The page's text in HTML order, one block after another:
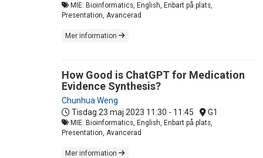
MIE: Bioinformatics, English, Enbart på plats,
Presentation, Avancerad
Mer information
How Good is ChatGPT for Medication
Evidence Synthesis?
Chunhua Weng
Tisdag 23 maj 2023 11:30 - 11:45 G1
MIE: Bioinformatics, English, Enbart på plats,
Presentation, Avancerad
Mer information